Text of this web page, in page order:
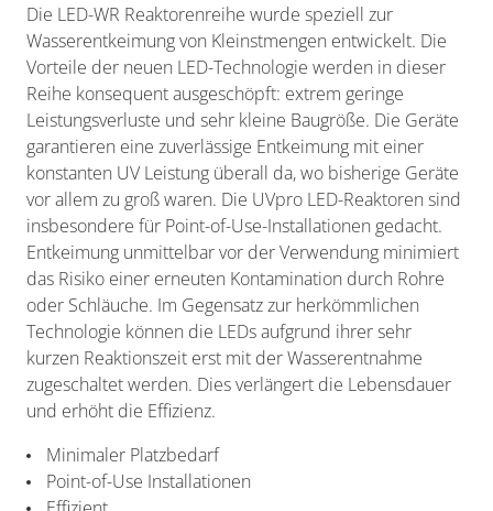
Die LED-WR Reaktorenreihe wurde speziell zur
Wasserentkeimung von Kleinstmengen entwickelt. Die
Vorteile der neuen LED-Technologie werden in dieser
Reihe konsequent ausgeschöpft: extrem geringe
Leistungsverluste und sehr kleine Baugröße. Die Geräte
garantieren eine zuverlässige Entkeimung mit einer
konstanten UV Leistung überall da, wo bisherige Geräte
vor allem zu groß waren. Die UVpro LED-Reaktoren sind
insbesondere für Point-of-Use-Installationen gedacht.
Entkeimung unmittelbar vor der Verwendung minimiert
das Risiko einer erneuten Kontamination durch Rohre
oder Schläuche. Im Gegensatz zur herkömmlichen
Technologie können die LEDs aufgrund ihrer sehr
kurzen Reaktionszeit erst mit der Wasserentnahme
zugeschaltet werden. Dies verlängert die Lebensdauer
und erhöht die Effizienz.
Minimaler Platzbedarf
Point-of-Use Installationen